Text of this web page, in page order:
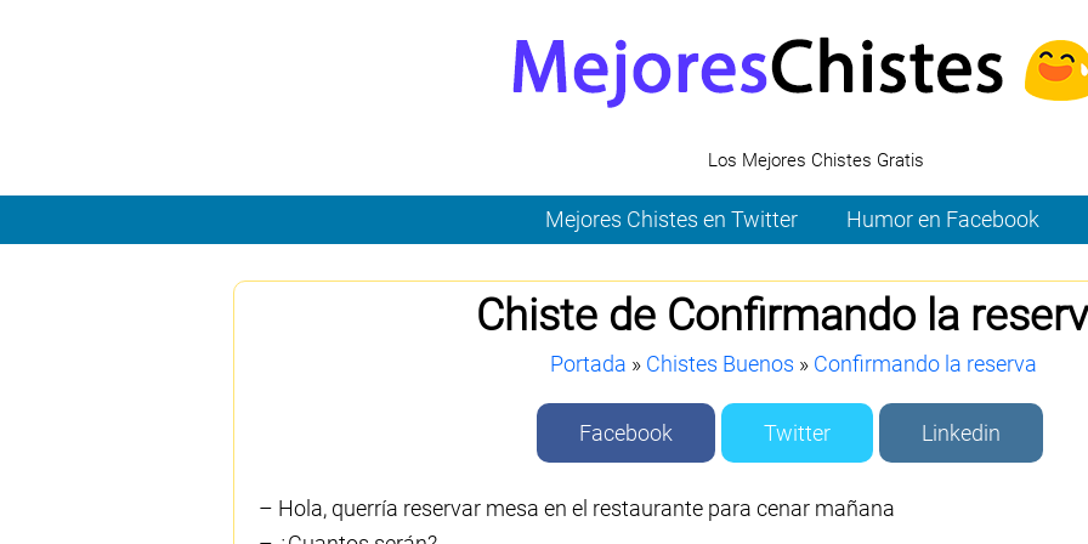
Los Mejores Chistes Gratis
Mejores Chistes en Twitter Humor en Facebook
Chiste de Confirmando la
Portada » Chistes Buenos » Confirmando la reserva
Facebook Twitter Linkedin
– Hola, querría reservar mesa en el restaurante para cenar mañana